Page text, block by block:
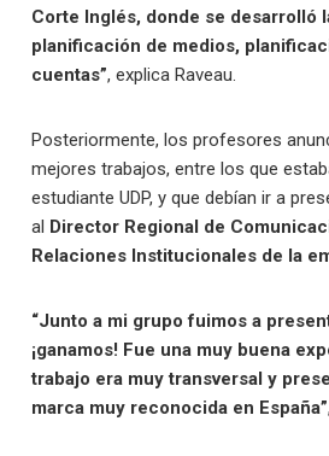
Corte Inglés, donde se desarrolló
planificación de medios,
cuentas”, explica Raveau.
Posteriormente, los profesores
mejores trabajos, entre los que
estudiante UDP, y que debían ir a
al Director Regional de
Relaciones Institucionales de la
“Junto a mi grupo fuimos a
¡ganamos! Fue una muy buena
trabajo era muy transversal y
marca muy reconocida en España”